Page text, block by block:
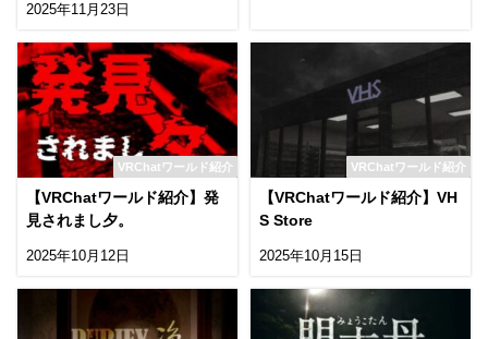
2025年11月23日
VRChatワールド紹介
【VRChatワールド紹介】発
見されまし夕。
2025年10月12日
VRChatワールド紹介
【VRChatワールド紹介】VH
S Store
2025年10月15日